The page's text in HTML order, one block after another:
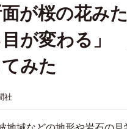
が桜の花み
目が変わる」
みた
社